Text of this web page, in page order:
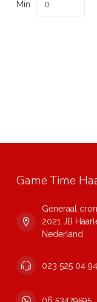
Min
Game Time
Generaal
2021 JB
Nederland
023 525 04 94
06 53479595